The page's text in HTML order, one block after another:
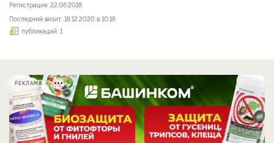
Регистрация: 22.06.2016
Последний визит: 18.12.2020 в 10:16
публикаций: 1
РЕКЛАМА